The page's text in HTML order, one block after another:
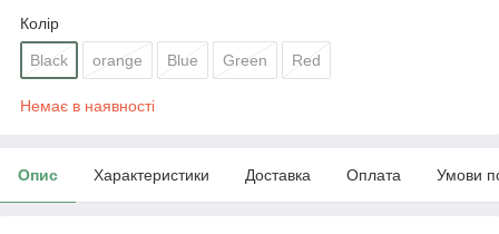
Колір
Black orange Blue Green Red
Немає в наявності
Опис Характеристики Доставка Оплата Умови